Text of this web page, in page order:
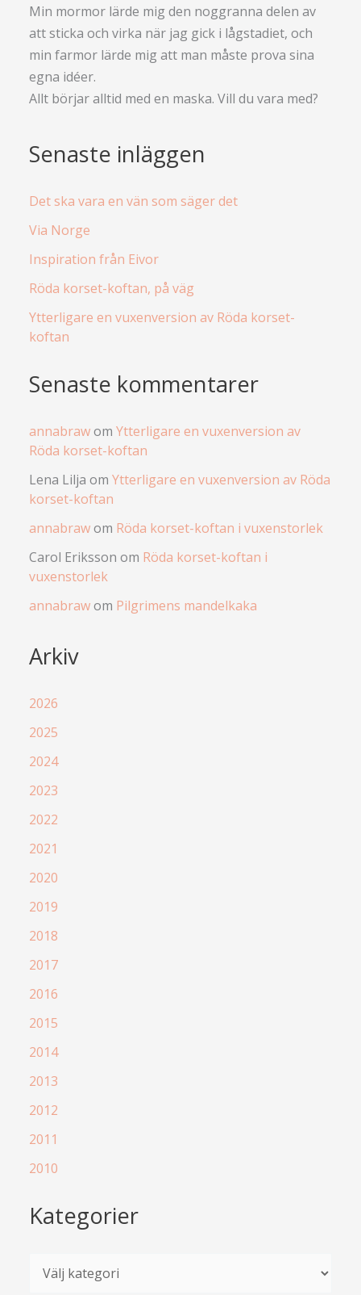
Min mormor lärde mig den noggranna delen av
att sticka och virka när jag gick i lågstadiet, och
min farmor lärde mig att man måste prova sina
egna idéer.
Allt börjar alltid med en maska. Vill du vara med?
Senaste inläggen
Det ska vara en vän som säger det
Via Norge
Inspiration från Eivor
Röda korset-koftan, på väg
Ytterligare en vuxenversion av Röda korset-
koftan
Senaste kommentarer
annabrawom Ytterligare en vuxenversion av
Röda korset-koftan
Lena Lilja om Ytterligare en vuxenversion av Röda
korset-koftan
annabrawom Röda korset-koftan i vuxenstorlek
Carol Eriksson om Röda korset-koftan i
vuxenstorlek
annabrawom Pilgrimens mandelkaka
Arkiv
2026
2025
2024
2023
2022
2021
2020
2019
2018
2017
2016
2015
2014
2013
2012
2011
2010
Kategorier